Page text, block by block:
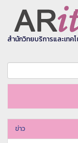
สำนักวิทยบริการและเท
ข่าว